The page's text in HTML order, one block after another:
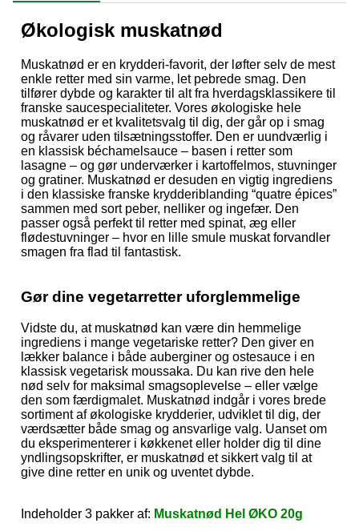
Økologisk muskatnød
Muskatnød er en krydderi-favorit, der løfter selv de mest
enkle retter med sin varme, let pebrede smag. Den
tilfører dybde og karakter til alt fra hverdagsklassikere til
franske saucespecialiteter. Vores økologiske hele
muskatnød er et kvalitetsvalg til dig, der går op i smag
og råvarer uden tilsætningsstoffer. Den er uundværlig i
en klassisk béchamelsauce – basen i retter som
lasagne – og gør underværker i kartoffelmos, stuvninger
og gratiner. Muskatnød er desuden en vigtig ingrediens
i den klassiske franske krydderiblanding “quatre épices”
sammen med sort peber, nelliker og ingefær. Den
passer også perfekt til retter med spinat, æg eller
flødestuvninger – hvor en lille smule muskat forvandler
smagen fra flad til fantastisk.
Gør dine vegetarretter uforglemmelige
Vidste du, at muskatnød kan være din hemmelige
ingrediens i mange vegetariske retter? Den giver en
lækker balance i både auberginer og ostesauce i en
klassisk vegetarisk moussaka. Du kan rive den hele
nød selv for maksimal smagsoplevelse – eller vælge
den som færdigmalet. Muskatnød indgår i vores brede
sortiment af økologiske krydderier, udviklet til dig, der
værdsætter både smag og ansvarlige valg. Uanset om
du eksperimenterer i køkkenet eller holder dig til dine
yndlingsopskrifter, er muskatnød et sikkert valg til at
give dine retter en unik og uventet dybde.
Indeholder 3 pakker af: Muskatnød Hel ØKO 20g